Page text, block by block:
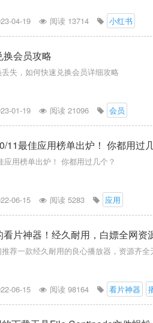
04-19 阅读 13714 小红书
会员攻略
失，如何快速兑换会员详细攻略
01-19 阅读 21096 会员
11最佳应用榜单出炉！ 你都用过
应用榜单出炉！ 你都用过几个？
06-15 阅读 5283 应用
看片神器！经久耐用，白嫖全网资
荐一款经久耐用的良心播放器，资源齐
06-15 阅读 98164 看片神器